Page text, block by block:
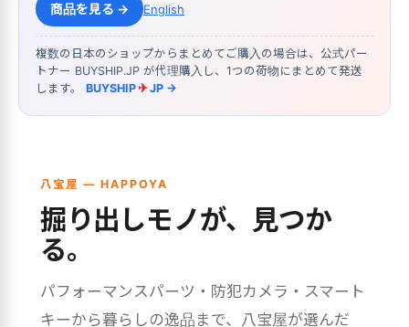
商品を見る → English
複数の日本のショップからまとめてご購入の場合は、公式パー
トナー BUYSHIP.JP が代理購入し、1つの荷物にまとめて発送
します。 BUYSHIP✈JP →
八宝屋 — HAPPOYA
掘り出しモノが、見つか
る。
パフォーマンスパーツ・防犯カメラ・スマート
キーから暮らしの逸品まで、八宝屋が選んだ